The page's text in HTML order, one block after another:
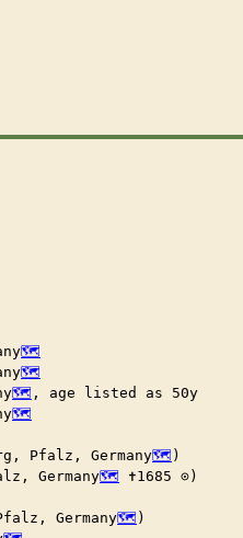
, age listed as 50y
Pfalz, Germany
)
Germany
✝︎1685 ⊙)
Germany
)